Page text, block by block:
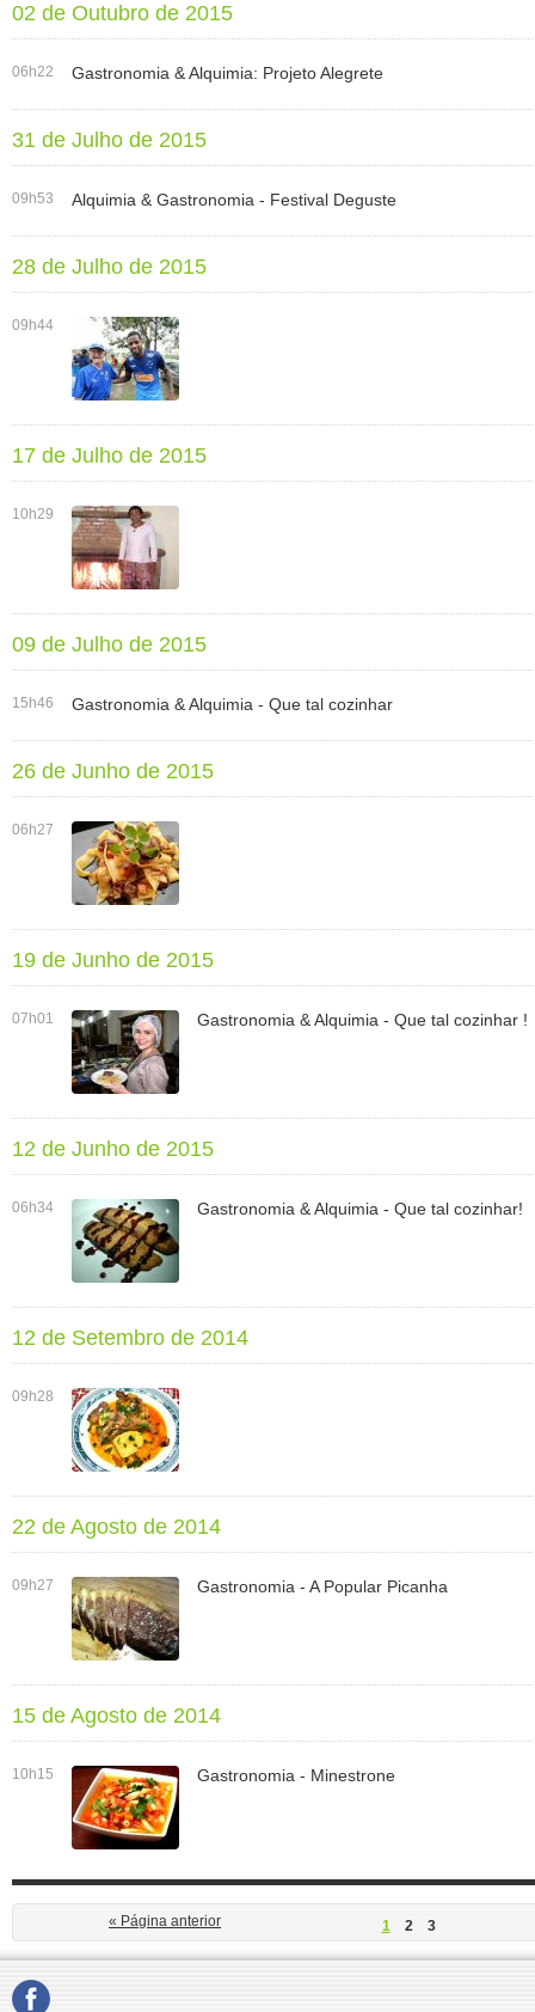
02 de Outubro de 2015
06h22 Gastronomia & Alquimia: Projeto Alegrete
31 de Julho de 2015
09h53 Alquimia & Gastronomia - Festival Deguste
28 de Julho de 2015
09h44
17 de Julho de 2015
10h29
09 de Julho de 2015
15h46 Gastronomia & Alquimia - Que tal cozinhar
26 de Junho de 2015
06h27
19 de Junho de 2015
07h01 Gastronomia & Alquimia - Que tal cozinhar !
12 de Junho de 2015
06h34 Gastronomia & Alquimia - Que tal cozinhar!
12 de Setembro de 2014
09h28
22 de Agosto de 2014
09h27 Gastronomia - A Popular Picanha
15 de Agosto de 2014
10h15 Gastronomia - Minestrone
« Página anterior 1 2 3